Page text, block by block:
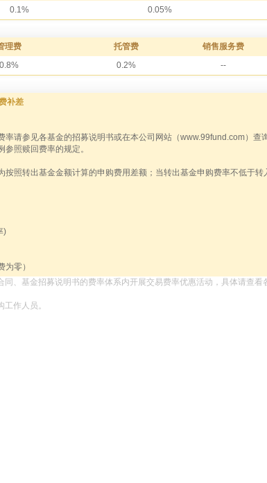
0.1% 0.05%
理费 托管费 销售服务费
0.8% 0.2% --
补差
请参见各基金的招募说明书或在本公司网站（www.99fund.com）查
照赎回费率的规定。
照转出基金金额计算的申购费用差额；当转出基金申购费率不低于转
)
为零）
同、基金招募说明书的费率体系内开展交易费率优惠活动，具体请查看
工作人员。